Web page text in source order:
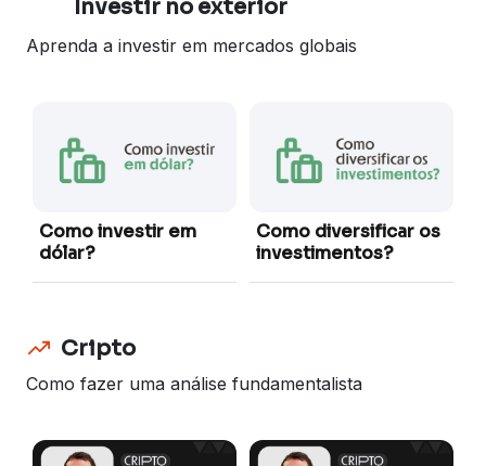
Investir no exterior
Aprenda a investir em mercados globais
Como investir em
dólar?
Como diversificar os
investimentos?
Cripto
Como fazer uma análise fundamentalista